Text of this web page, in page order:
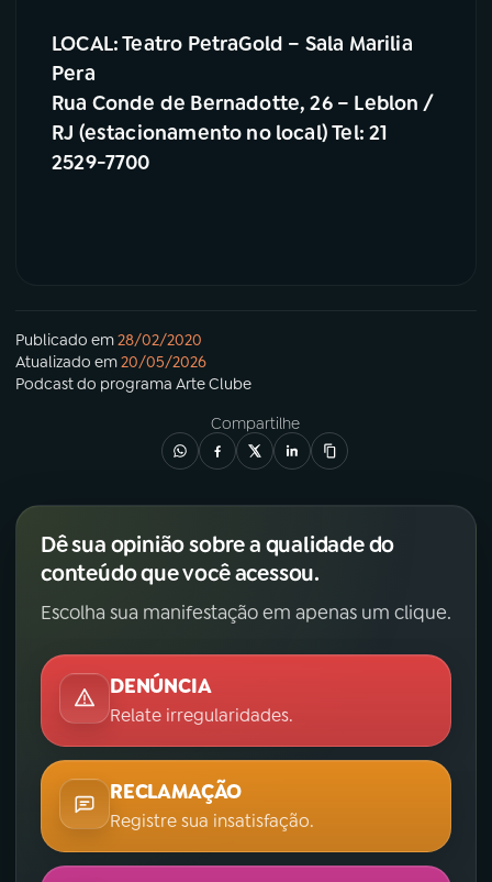
LOCAL: Teatro PetraGold – Sala Marilia
Pera
Rua Conde de Bernadotte, 26 – Leblon /
RJ (estacionamento no local) Tel: 21
2529-7700
Publicado em28/02/2020
Atualizado em20/05/2026
Podcastdo programa Arte Clube
Compartilhe
Dê sua opinião sobre a qualidade do
conteúdo que você acessou.
Escolha sua manifestação em apenas um clique.
DENÚNCIA
Relate irregularidades.
RECLAMAÇÃO
Registre sua insatisfação.